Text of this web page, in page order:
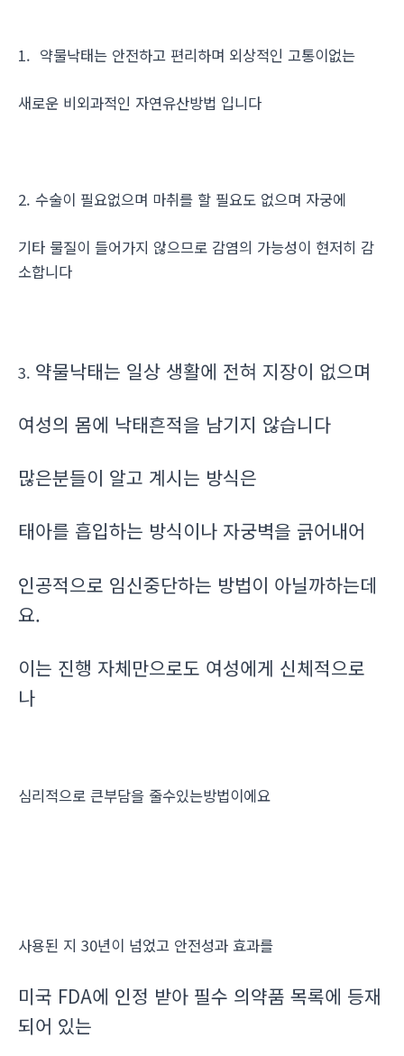
1. 약물낙태는 안전하고 편리하며 외상적인 고통이없는
새로운 비외과적인 자연유산방법 입니다
2. 수술이 필요없으며 마취를 할 필요도 없으며 자궁에
기타 물질이 들어가지 않으므로 감염의 가능성이 현저히 감
소합니다
3. 약물낙태는 일상 생활에 전혀 지장이 없으며
여성의 몸에 낙태흔적을 남기지 않습니다
많은분들이 알고 계시는 방식은
태아를 흡입하는 방식이나 자궁벽을 긁어내어
인공적으로 임신중단하는 방법이 아닐까하는데
요.
이는 진행 자체만으로도 여성에게 신체적으로
나
심리적으로 큰부담을 줄수있는방법이에요
사용된 지 30년이 넘었고 안전성과 효과를
미국 FDA에 인정 받아 필수 의약품 목록에 등재
되어 있는